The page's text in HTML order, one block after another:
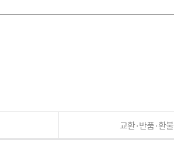
교환·반품·환불